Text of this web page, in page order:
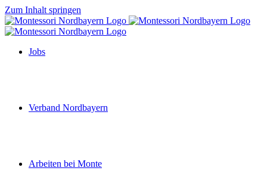
Zum Inhalt springen
Jobs
Verband Nordbayern
Arbeiten bei Monte